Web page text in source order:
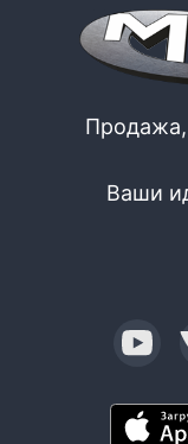
Продажа,
Ваши